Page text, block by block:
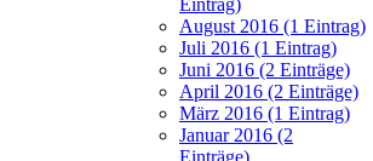
Eintrag)
August 2016 (1 Eintrag)
Juli 2016 (1 Eintrag)
Juni 2016 (2 Einträge)
April 2016 (2 Einträge)
März 2016 (1 Eintrag)
Januar 2016 (2
Einträge)